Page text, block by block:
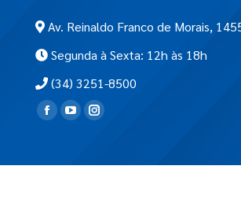
Av. Reinaldo Franco de Morais,
Segunda à Sexta: 12h às 18h
(34) 3251-8500
Encontre-nos em: